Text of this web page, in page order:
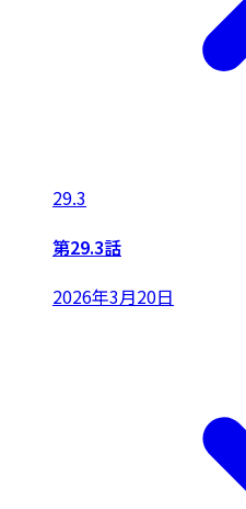
29.3
第29.3話
2026年3月20日